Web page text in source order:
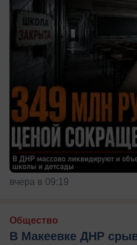
вчера в 09:19
Общество
В Макеевке ДНР